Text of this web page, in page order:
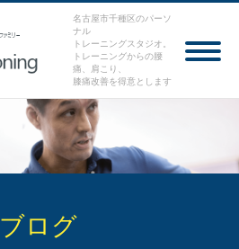
名古屋市千種区のパーソ
ナル
トレーニングスタジオ。
トレーニングからの腰
痛、肩こり、
膝痛改善を得意とします
ブログ